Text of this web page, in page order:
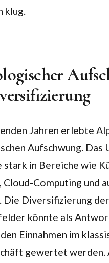
klug.
Jahren erlebte
Aufschwung. Das
in Bereiche wie
Cloud-Computing und
Die Diversifizierung der
könnte als
Einnahmen im
gewertet werden.